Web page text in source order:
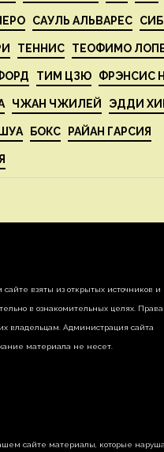
САУЛЬ АЛЬВАРЕС
ТЕННИС ТЕОФИМО
ТИМ ЦЗЮ ФРЭНСИС
ЧЖАН ЧЖИЛЕЙ ЭДДИ
БОКС РАЙАН ГАРСИЯ
взяты из открытых источников и
в ознакомительных целях.
владельцам. Администрация сайта
материала не несет.
сайте материалы, которые